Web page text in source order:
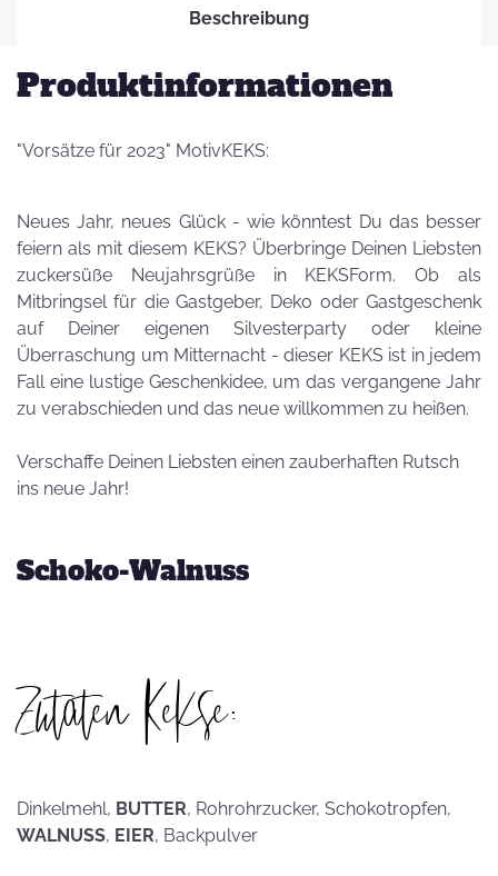
Beschreibung
Produktinformationen
"Vorsätze für 2023" MotivKEKS:
Neues Jahr, neues Glück - wie könntest Du das besser
feiern als mit diesem KEKS? Überbringe Deinen Liebsten
zuckersüße Neujahrsgrüße in KEKSForm. Ob als
Mitbringsel für die Gastgeber, Deko oder Gastgeschenk
auf Deiner eigenen Silvesterparty oder kleine
Überraschung um Mitternacht - dieser KEKS ist in jedem
Fall eine lustige Geschenkidee, um das vergangene Jahr
zu verabschieden und das neue willkommen zu heißen.
Verschaffe Deinen Liebsten einen zauberhaften Rutsch
ins neue Jahr!
Schoko-Walnuss
Zutaten Kekse:
Dinkelmehl, BUTTER, Rohrohrzucker, Schokotropfen,
WALNUSS, EIER, Backpulver